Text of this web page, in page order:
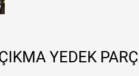
YEDEK